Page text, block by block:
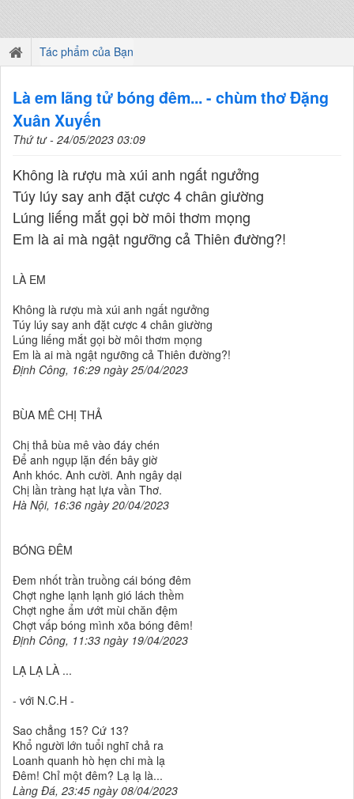
Tác phẩm của Bạn
Là em lãng tử bóng đêm... - chùm thơ Đặng
Xuân Xuyến
Thứ tư - 24/05/2023 03:09
Không là rượu mà xúi anh ngất ngưởng
Túy lúy say anh đặt cược 4 chân giường
Lúng liếng mắt gọi bờ môi thơm mọng
Em là ai mà ngật ngưỡng cả Thiên đường?!
LÀ EM
Không là rượu mà xúi anh ngất ngưởng
Túy lúy say anh đặt cược 4 chân giường
Lúng liếng mắt gọi bờ môi thơm mọng
Em là ai mà ngật ngưỡng cả Thiên đường?!
Định Công, 16:29 ngày 25/04/2023
BÙA MÊ CHỊ THẢ
Chị thả bùa mê vào đáy chén
Để anh ngụp lặn đến bây giờ
Anh khóc. Anh cười. Anh ngây dại
Chị lần tràng hạt lựa vần Thơ.
Hà Nội, 16:36 ngày 20/04/2023
BÓNG ĐÊM
Đem nhốt trần truồng cái bóng đêm
Chợt nghe lạnh lạnh gió lách thềm
Chợt nghe ẩm ướt mùi chăn đệm
Chợt vấp bóng mình xõa bóng đêm!
Định Công, 11:33 ngày 19/04/2023
LẠ LẠ LÀ ...
- với N.C.H -
Sao chẳng 15? Cứ 13?
Khổ người lớn tuổi nghĩ chả ra
Loanh quanh hò hẹn chi mà lạ
Đêm! Chỉ một đêm? Lạ lạ là...
Làng Đá, 23:45 ngày 08/04/2023